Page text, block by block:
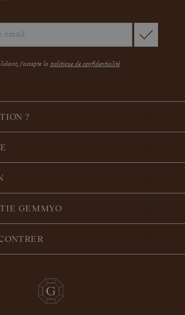
j'accepte la politique de confidentialité
?
GEMMYO